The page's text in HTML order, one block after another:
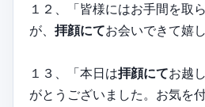
１２、「皆様にはお手間を取
が、 拝顔にてお会いできて嬉
１３、「本日は拝顔にてお越
がとうございました。お気を